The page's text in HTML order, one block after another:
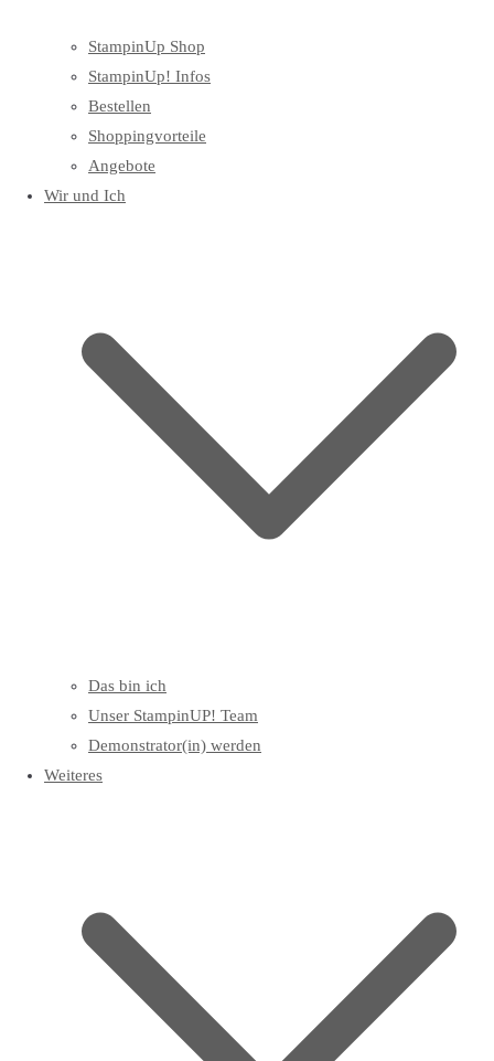
StampinUp Shop
StampinUp! Infos
Bestellen
Shoppingvorteile
Angebote
Wir und Ich
Das bin ich
Unser StampinUP! Team
Demonstrator(in) werden
Weiteres